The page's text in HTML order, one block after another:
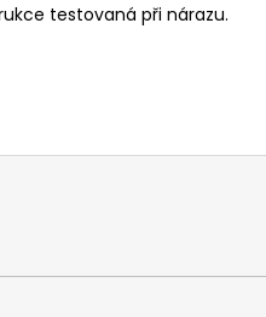
testovaná při nárazu.